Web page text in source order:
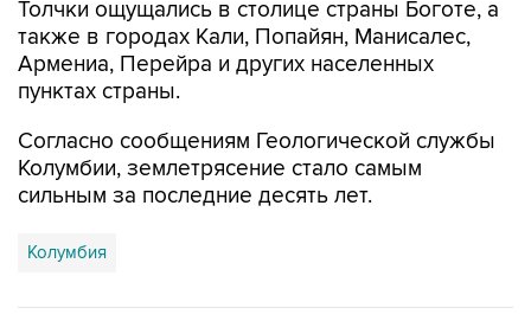
Армениа, Перейра и других населенных
пунктах страны.
Согласно сообщениям Геологической службы
сильным за последние десять лет.
Колумбия